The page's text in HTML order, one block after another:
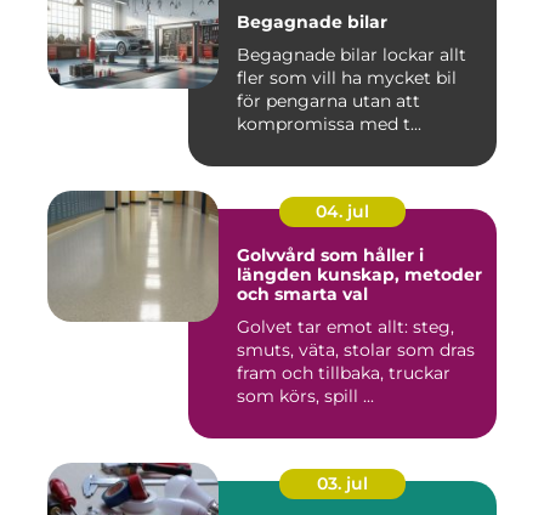
Begagnade bilar
Begagnade bilar lockar allt
fler som vill ha mycket bil
för pengarna utan att
kompromissa med t...
04. jul
Golvvård som håller i
längden kunskap, metoder
och smarta val
Golvet tar emot allt: steg,
smuts, väta, stolar som dras
fram och tillbaka, truckar
som körs, spill ...
03. jul